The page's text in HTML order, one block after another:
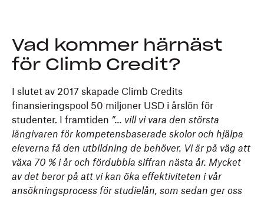
Vad kommer härnäst
för Climb Credit?
I slutet av 2017 skapade Climb Credits
finansieringspool 50 miljoner USD i årslön för
studenter. I framtiden ”... vill vi vara den största
långivaren för kompetensbaserade skolor och hjälpa
eleverna få den utbildning de behöver. Vi är på väg att
växa 70 % i år och fördubbla siffran nästa år. Mycket
av det beror på att vi kan öka effektiviteten i vår
ansökningsprocess för studielån, som sedan ger oss